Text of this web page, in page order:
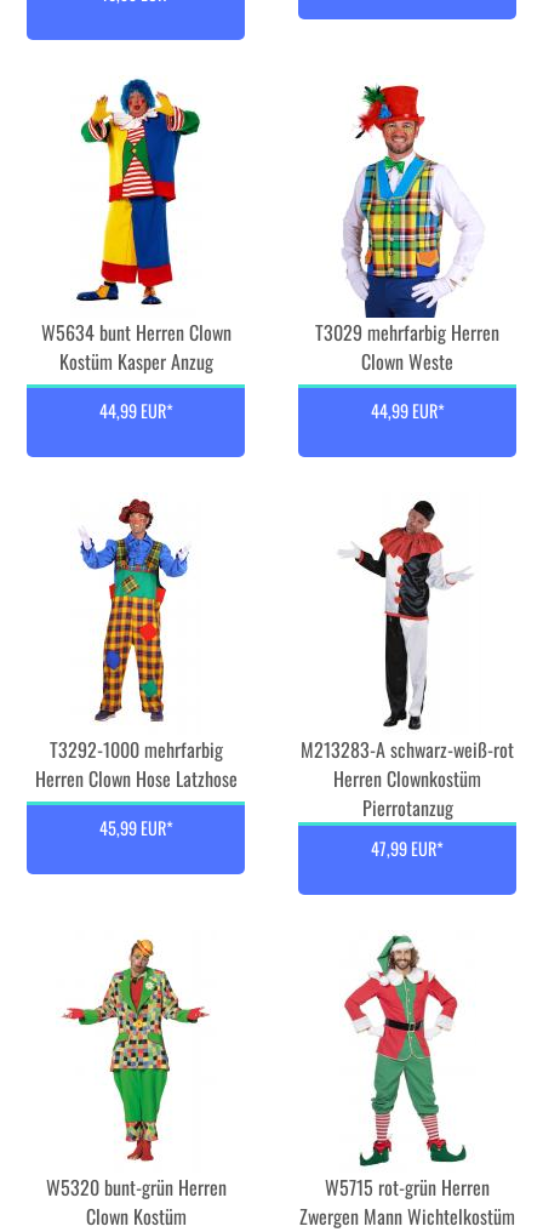
W5634 bunt Herren Clown
Kostüm Kasper Anzug
44,99 EUR*
T3029 mehrfarbig Herren
Clown Weste
44,99 EUR*
T3292-1000 mehrfarbig
Herren Clown Hose Latzhose
45,99 EUR*
M213283-A schwarz-weiß-rot
Herren Clownkostüm
Pierrotanzug
47,99 EUR*
W5320 bunt-grün Herren
Clown Kostüm
W5715 rot-grün Herren
Zwergen Mann Wichtelkostüm